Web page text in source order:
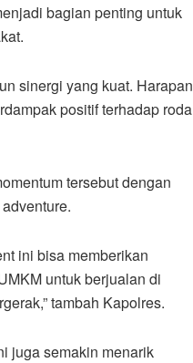
bagian penting untuk
sinergi yang kuat. Harapan
positif terhadap roda
tersebut dengan
ini bisa memberikan
untuk berjualan di
tambah Kapolres.
juga semakin menarik